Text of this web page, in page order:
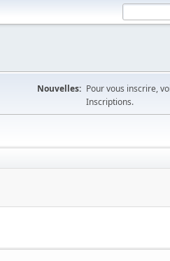
Nouvelles: Pour vous inscrire,
Inscriptions.